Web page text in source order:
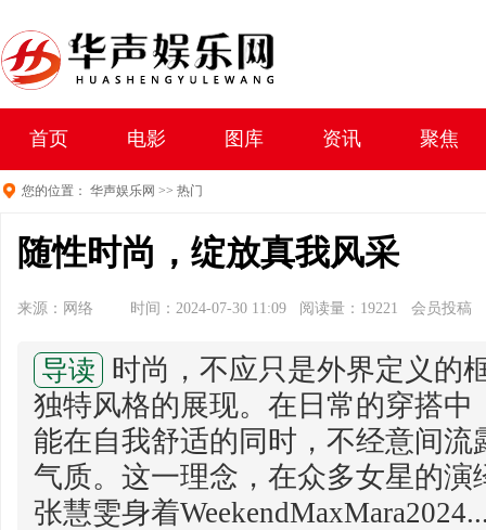
首页 电影 图库 资讯 聚焦
您的位置： 华声娱乐网 >> 热门
随性时尚，绽放真我风采
来源：网络 时间：2024-07-30 11:09 阅读量：19221 会员投稿
导读
时尚，不应只是外界定义的
独特风格的展现。在日常的穿搭中
能在自我舒适的同时，不经意间流
气质。这一理念，在众多女星的演
张慧雯身着